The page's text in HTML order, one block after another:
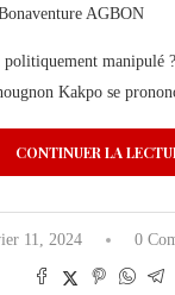
AGBON
manipulé
Kakpo se
CONTINUER LA
11, 2024 0